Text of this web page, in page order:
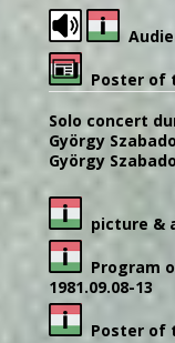
Poster of
Solo concert
György
György
picture &
Program
1981.09.08-13
Poster of